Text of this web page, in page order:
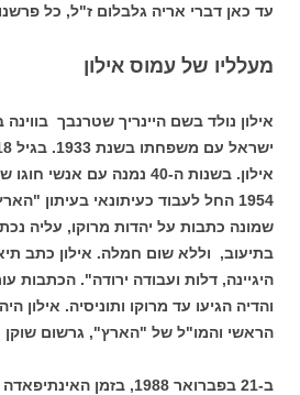
עד כאן דברי אריה גלבלום ז"ל, כל
מעלליו של עמוס אילון
אילון. בשנות ה-40 נמנה עם אנשי חוגו של
1954 החל לעבוד כעיתונאי בעיתון
שמונה כתבות על יהדות מרוקו, עליה
בתיעוב, וללא שום חמלה. אילון כתב
היגיינה, דלות ועבודה ירודה". הכתבות
והדיה הגיעו עד מרוקו ותוניסיה. אילון
הראשי והמו"ל של "הארץ", גרשום שוקן
ב-21 בפברואר 1988, בזמן